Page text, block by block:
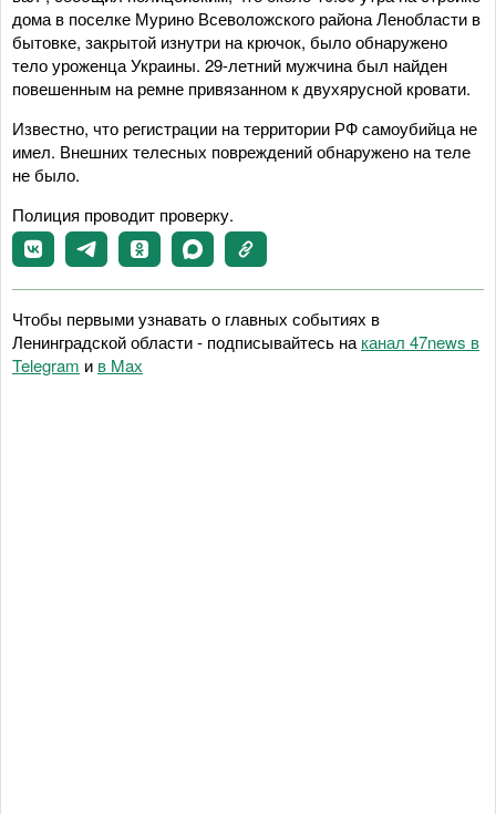
дома в поселке Мурино Всеволожского района Ленобласти в
бытовке, закрытой изнутри на крючок, было обнаружено
тело уроженца Украины. 29-летний мужчина был найден
повешенным на ремне привязанном к двухярусной кровати.
Известно, что регистрации на территории РФ самоубийца не
имел. Внешних телесных повреждений обнаружено на теле
не было.
Полиция проводит проверку.
Чтобы первыми узнавать о главных событиях в
Ленинградской области - подписывайтесь на канал 47news в
Telegram и в Maх